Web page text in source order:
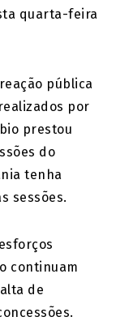
quarta-feira
pública
por
prestou
do
tenha
sessões.
continuam
de